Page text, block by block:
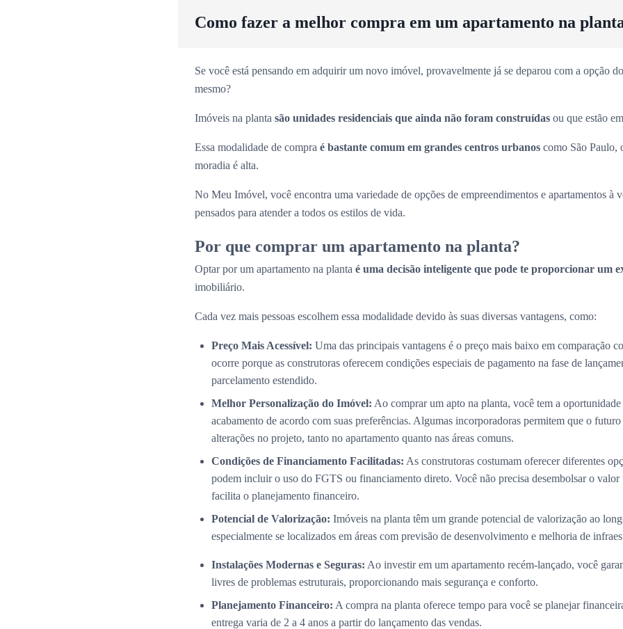
Como fazer a melhor compra em um apartamento na
Se você está pensando em adquirir um novo imóvel, provavelmente já se deparou com a opção
mesmo?
Imóveis na planta são unidades residenciais que ainda não foram construídas ou que estão
Essa modalidade de compra é bastante comum em grandes centros urbanos como São Paulo,
moradia é alta.
No Meu Imóvel, você encontra uma variedade de opções de empreendimentos e apartamentos à
pensados para atender a todos os estilos de vida.
Por que comprar um apartamento na planta?
Optar por um apartamento na planta é uma decisão inteligente que pode te proporcionar um
imobiliário.
Cada vez mais pessoas escolhem essa modalidade devido às suas diversas vantagens, como:
Preço Mais Acessível: Uma das principais vantagens é o preço mais baixo em comparação
ocorre porque as construtoras oferecem condições especiais de pagamento na fase de
parcelamento estendido.
Melhor Personalização do Imóvel: Ao comprar um apto na planta, você tem a
acabamento de acordo com suas preferências. Algumas incorporadoras permitem que o
alterações no projeto, tanto no apartamento quanto nas áreas comuns.
Condições de Financiamento Facilitadas: As construtoras costumam oferecer diferentes
podem incluir o uso do FGTS ou financiamento direto. Você não precisa desembolsar o valor
facilita o planejamento financeiro.
Potencial de Valorização: Imóveis na planta têm um grande potencial de valorização ao
especialmente se localizados em áreas com previsão de desenvolvimento e melhoria de
Instalações Modernas e Seguras: Ao investir em um apartamento recém-lançado, você
livres de problemas estruturais, proporcionando mais segurança e conforto.
Planejamento Financeiro: A compra na planta oferece tempo para você se planejar
entrega varia de 2 a 4 anos a partir do lançamento das vendas.